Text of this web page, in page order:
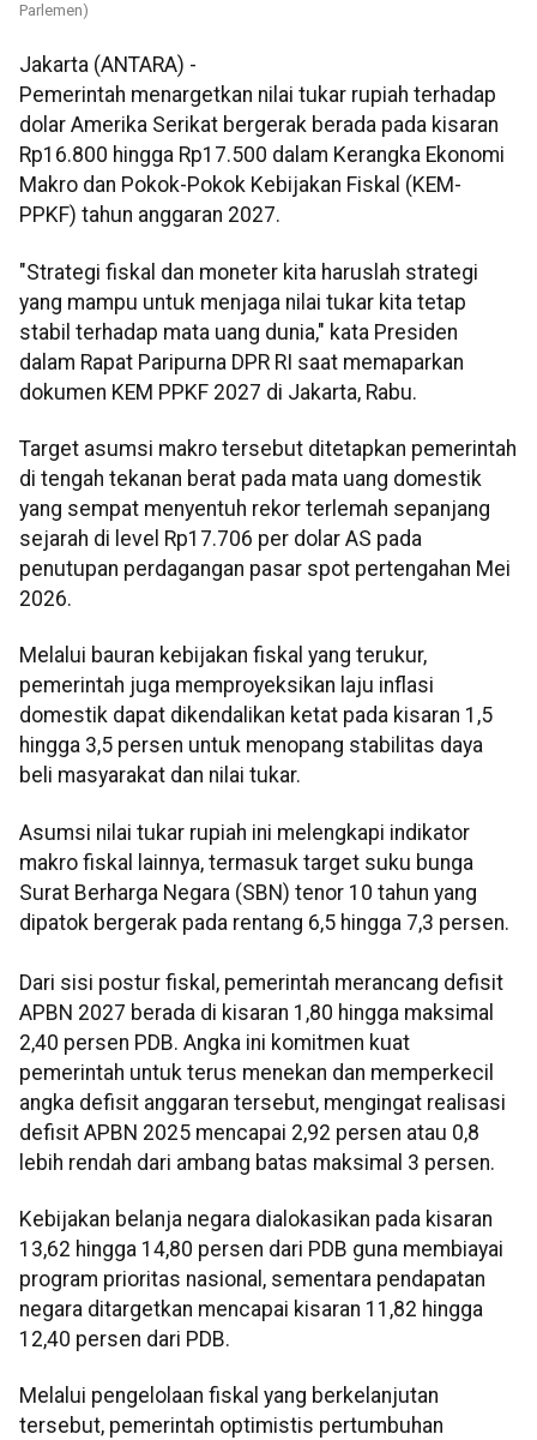
Parlemen)
Jakarta (ANTARA) -
Pemerintah menargetkan nilai tukar rupiah terhadap
dolar Amerika Serikat bergerak berada pada kisaran
Rp16.800 hingga Rp17.500 dalam Kerangka Ekonomi
Makro dan Pokok-Pokok Kebijakan Fiskal (KEM-
PPKF) tahun anggaran 2027.
"Strategi fiskal dan moneter kita haruslah strategi
yang mampu untuk menjaga nilai tukar kita tetap
stabil terhadap mata uang dunia," kata Presiden
dalam Rapat Paripurna DPR RI saat memaparkan
dokumen KEM PPKF 2027 di Jakarta, Rabu.
Target asumsi makro tersebut ditetapkan pemerintah
di tengah tekanan berat pada mata uang domestik
yang sempat menyentuh rekor terlemah sepanjang
sejarah di level Rp17.706 per dolar AS pada
penutupan perdagangan pasar spot pertengahan Mei
2026.
Melalui bauran kebijakan fiskal yang terukur,
pemerintah juga memproyeksikan laju inflasi
domestik dapat dikendalikan ketat pada kisaran 1,5
hingga 3,5 persen untuk menopang stabilitas daya
beli masyarakat dan nilai tukar.
Asumsi nilai tukar rupiah ini melengkapi indikator
makro fiskal lainnya, termasuk target suku bunga
Surat Berharga Negara (SBN) tenor 10 tahun yang
dipatok bergerak pada rentang 6,5 hingga 7,3 persen.
Dari sisi postur fiskal, pemerintah merancang defisit
APBN 2027 berada di kisaran 1,80 hingga maksimal
2,40 persen PDB. Angka ini komitmen kuat
pemerintah untuk terus menekan dan memperkecil
angka defisit anggaran tersebut, mengingat realisasi
defisit APBN 2025 mencapai 2,92 persen atau 0,8
lebih rendah dari ambang batas maksimal 3 persen.
Kebijakan belanja negara dialokasikan pada kisaran
13,62 hingga 14,80 persen dari PDB guna membiayai
program prioritas nasional, sementara pendapatan
negara ditargetkan mencapai kisaran 11,82 hingga
12,40 persen dari PDB.
Melalui pengelolaan fiskal yang berkelanjutan
tersebut, pemerintah optimistis pertumbuhan